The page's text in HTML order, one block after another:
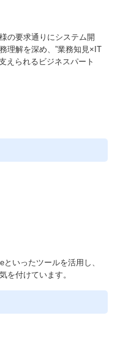
の要求通りにシステム開
理解を深め、”業務知見×IT
えられるビジネスパート
いったツールを活用し、
を付けています。